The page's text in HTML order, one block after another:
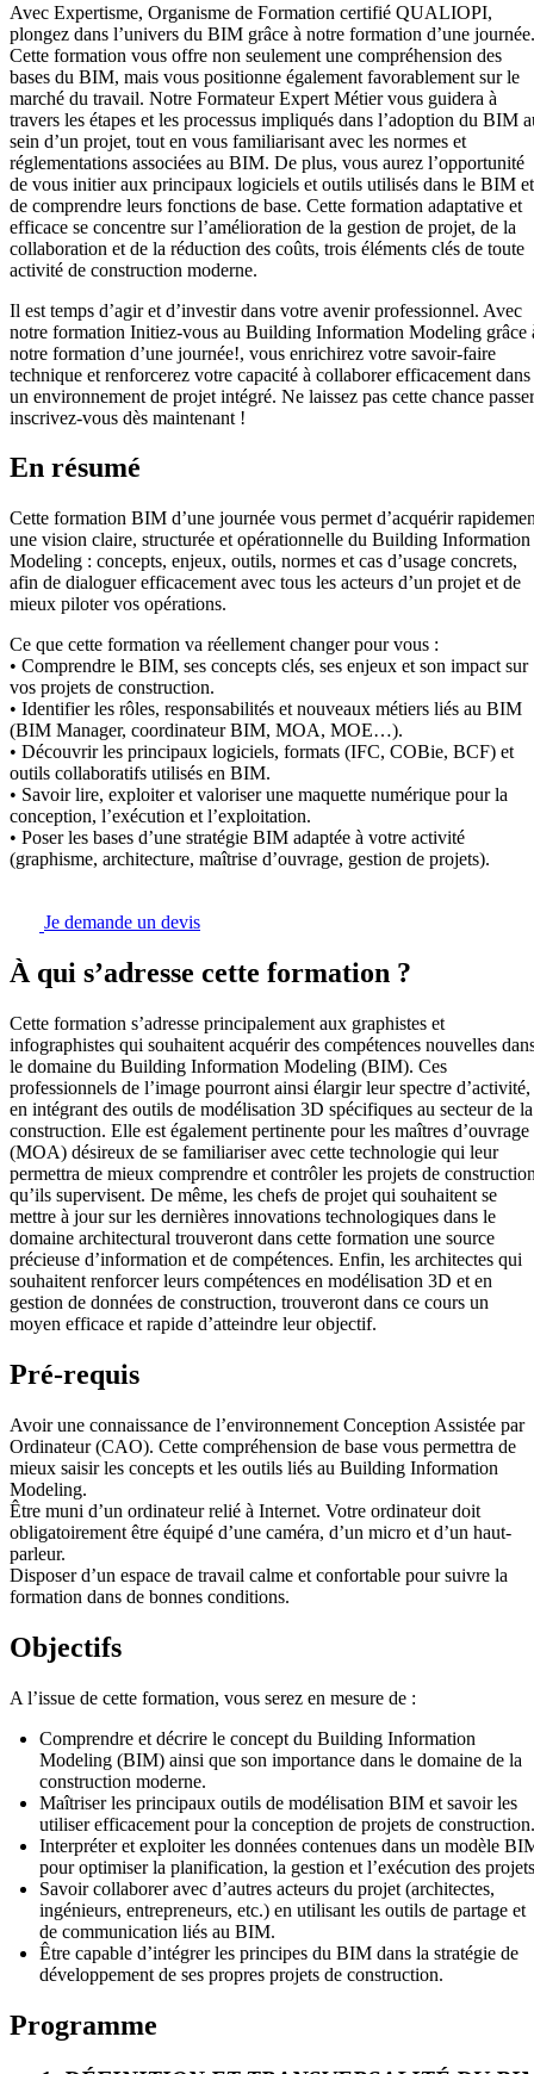
Avec Expertisme, Organisme de Formation certifié QUALIOPI,
plongez dans l’univers du BIM grâce à notre formation d’une journée.
Cette formation vous offre non seulement une compréhension des
bases du BIM, mais vous positionne également favorablement sur le
marché du travail. Notre Formateur Expert Métier vous guidera à
travers les étapes et les processus impliqués dans l’adoption du BIM
sein d’un projet, tout en vous familiarisant avec les normes et
réglementations associées au BIM. De plus, vous aurez l’opportunité
de vous initier aux principaux logiciels et outils utilisés dans le BIM et
de comprendre leurs fonctions de base. Cette formation adaptative et
efficace se concentre sur l’amélioration de la gestion de projet, de la
collaboration et de la réduction des coûts, trois éléments clés de toute
activité de construction moderne.
Il est temps d’agir et d’investir dans votre avenir professionnel. Avec
notre formation Initiez-vous au Building Information Modeling grâce
notre formation d’une journée!, vous enrichirez votre savoir-faire
technique et renforcerez votre capacité à collaborer efficacement dans
un environnement de projet intégré. Ne laissez pas cette chance
inscrivez-vous dès maintenant !
En résumé
Cette formation BIM d’une journée vous permet d’acquérir
une vision claire, structurée et opérationnelle du Building Information
Modeling : concepts, enjeux, outils, normes et cas d’usage concrets,
afin de dialoguer efficacement avec tous les acteurs d’un projet et de
mieux piloter vos opérations.
Ce que cette formation va réellement changer pour vous :
• Comprendre le BIM, ses concepts clés, ses enjeux et son impact sur
vos projets de construction.
• Identifier les rôles, responsabilités et nouveaux métiers liés au BIM
(BIM Manager, coordinateur BIM, MOA, MOE…).
• Découvrir les principaux logiciels, formats (IFC, COBie, BCF) et
outils collaboratifs utilisés en BIM.
• Savoir lire, exploiter et valoriser une maquette numérique pour la
conception, l’exécution et l’exploitation.
• Poser les bases d’une stratégie BIM adaptée à votre activité
(graphisme, architecture, maîtrise d’ouvrage, gestion de projets).
Je demande un devis
À qui s’adresse cette formation ?
Cette formation s’adresse principalement aux graphistes et
infographistes qui souhaitent acquérir des compétences nouvelles
le domaine du Building Information Modeling (BIM). Ces
professionnels de l’image pourront ainsi élargir leur spectre d’activité,
en intégrant des outils de modélisation 3D spécifiques au secteur de la
construction. Elle est également pertinente pour les maîtres d’ouvrage
(MOA) désireux de se familiariser avec cette technologie qui leur
permettra de mieux comprendre et contrôler les projets de
qu’ils supervisent. De même, les chefs de projet qui souhaitent se
mettre à jour sur les dernières innovations technologiques dans le
domaine architectural trouveront dans cette formation une source
précieuse d’information et de compétences. Enfin, les architectes qui
souhaitent renforcer leurs compétences en modélisation 3D et en
gestion de données de construction, trouveront dans ce cours un
moyen efficace et rapide d’atteindre leur objectif.
Pré-requis
Avoir une connaissance de l’environnement Conception Assistée par
Ordinateur (CAO). Cette compréhension de base vous permettra de
mieux saisir les concepts et les outils liés au Building Information
Modeling.
Être muni d’un ordinateur relié à Internet. Votre ordinateur doit
obligatoirement être équipé d’une caméra, d’un micro et d’un haut-
parleur.
Disposer d’un espace de travail calme et confortable pour suivre la
formation dans de bonnes conditions.
Objectifs
A l’issue de cette formation, vous serez en mesure de :
Comprendre et décrire le concept du Building Information
Modeling (BIM) ainsi que son importance dans le domaine de la
construction moderne.
Maîtriser les principaux outils de modélisation BIM et savoir les
utiliser efficacement pour la conception de projets de construction.
Interpréter et exploiter les données contenues dans un modèle
pour optimiser la planification, la gestion et l’exécution des
Savoir collaborer avec d’autres acteurs du projet (architectes,
ingénieurs, entrepreneurs, etc.) en utilisant les outils de partage et
de communication liés au BIM.
Être capable d’intégrer les principes du BIM dans la stratégie de
développement de ses propres projets de construction.
Programme